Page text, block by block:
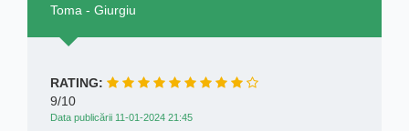
Toma - Giurgiu
RATING:
9/10
Data publicării 11-01-2024 21:45